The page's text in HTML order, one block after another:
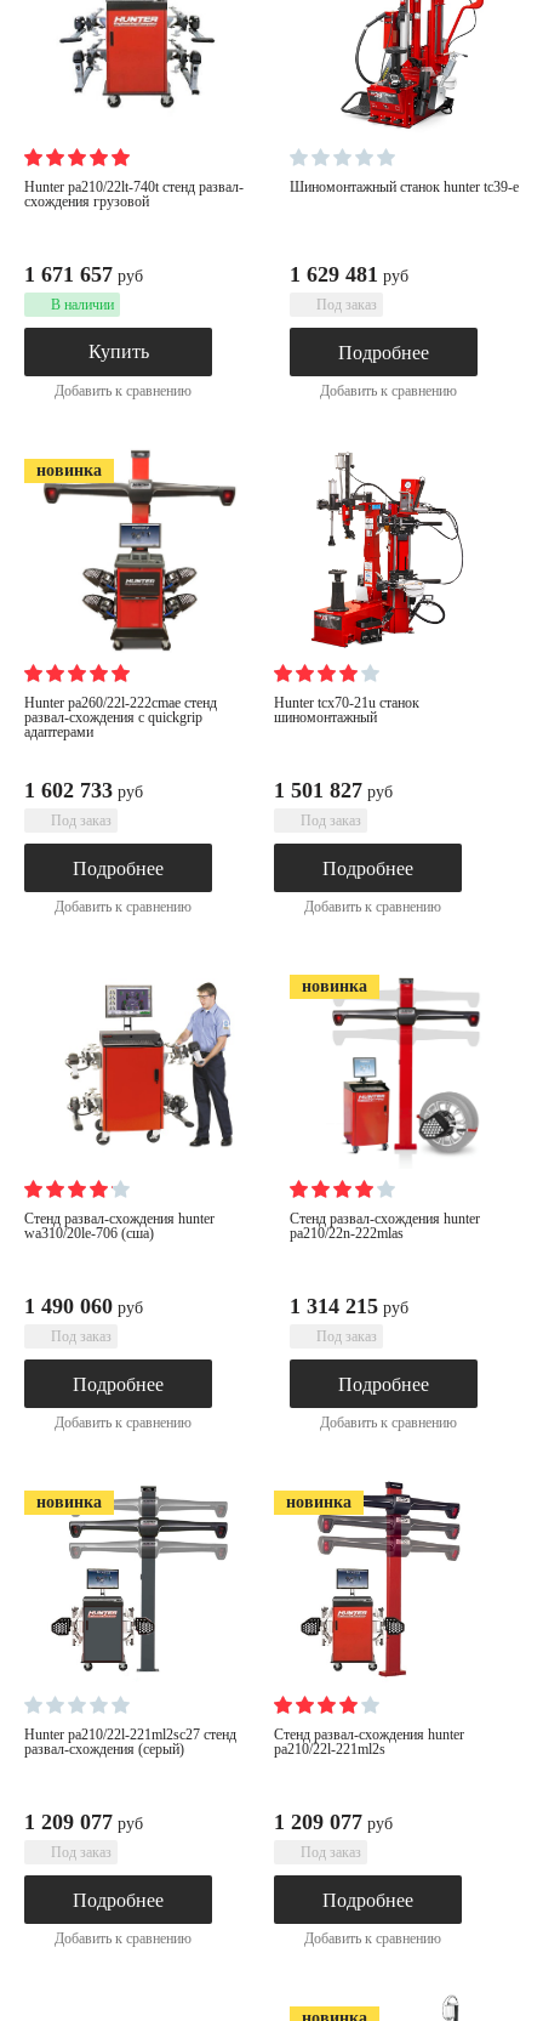
hunter pa210/22lt-740t стенд развал-
схождения грузовой
1 671 657 руб
В наличии
Купить
Добавить к сравнению
шиномонтажный станок hunter tc39-e
1 629 481 руб
Под заказ
Подробнее
Добавить к сравнению
новинка
hunter pa260/22l-222cmae стенд
развал-схождения c quickgrip
адаптерами
1 602 733 руб
Под заказ
Подробнее
Добавить к сравнению
hunter tcx70-21u станок
шиномонтажный
1 501 827 руб
Под заказ
Подробнее
Добавить к сравнению
стенд развал-схождения hunter
wa310/20le-706 (сша)
1 490 060 руб
Под заказ
Подробнее
Добавить к сравнению
новинка
стенд развал-схождения hunter
pa210/22n-222mlas
1 314 215 руб
Под заказ
Подробнее
Добавить к сравнению
новинка
hunter pa210/22l-221ml2sc27 стенд
развал-схождения (серый)
1 209 077 руб
Под заказ
Подробнее
Добавить к сравнению
новинка
стенд развал-схождения hunter
pa210/22l-221ml2s
1 209 077 руб
Под заказ
Подробнее
Добавить к сравнению